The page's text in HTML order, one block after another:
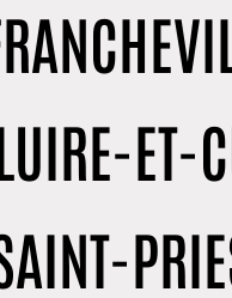
ET-